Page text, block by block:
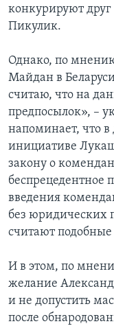
конкурируют друг
Пикулик.
Однако, по
Майдан в
считаю, что на
предпосылок», –
напоминает, что
инициативе
закону о
беспрецедентное
введения
без юридических
считают
И в этом, по
желание
и не допустить
после